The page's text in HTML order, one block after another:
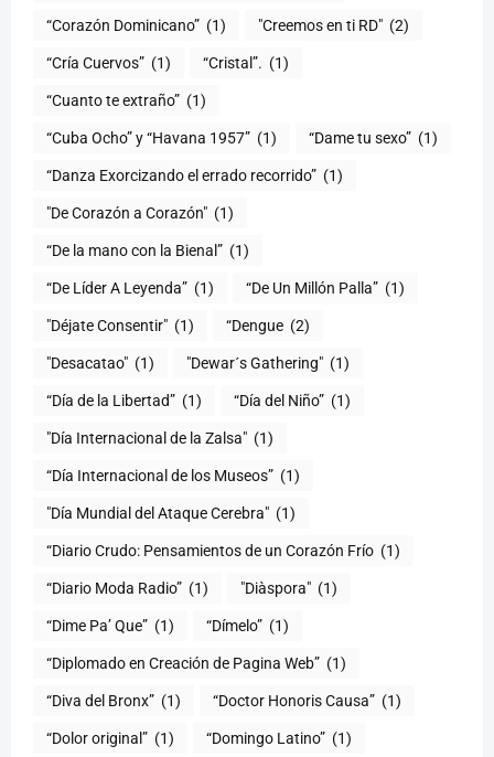
“Corazón Dominicano” (1) "Creemos en ti RD" (2)
“Cría Cuervos” (1) “Cristal”. (1)
“Cuanto te extraño” (1)
“Cuba Ocho” y “Havana 1957” (1) “Dame tu sexo” (1)
“Danza Exorcizando el errado recorrido” (1)
"De Corazón a Corazón" (1)
(1)
“De Líder A Leyenda” (1) “De Un Millón Palla” (1)
"Déjate Consentir" (1) “Dengue (2)
"Desacatao" (1) "Dewar´s Gathering" (1)
(1) “Día del Niño” (1)
"Día Internacional de la Zalsa" (1)
“Día Internacional de los Museos” (1)
"Día Mundial del Ataque Cerebra" (1)
“Diario Crudo: Pensamientos de un Corazón Frío (1)
“Diario Moda Radio” (1) (1)
“Dime Pa’ Que” (1) “Dímelo” (1)
“Diplomado en Creación de Pagina Web” (1)
“Diva del Bronx” (1) “Doctor Honoris Causa” (1)
“Dolor original” (1) “Domingo Latino” (1)